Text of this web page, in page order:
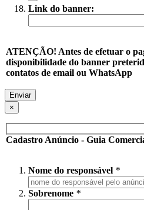
Link do banner:
ATENÇÃO! Antes de efetuar o
disponibilidade do banner
contatos de email ou WhatsApp
×
Cadastro Anúncio - Guia
Nome do responsável *
Sobrenome *